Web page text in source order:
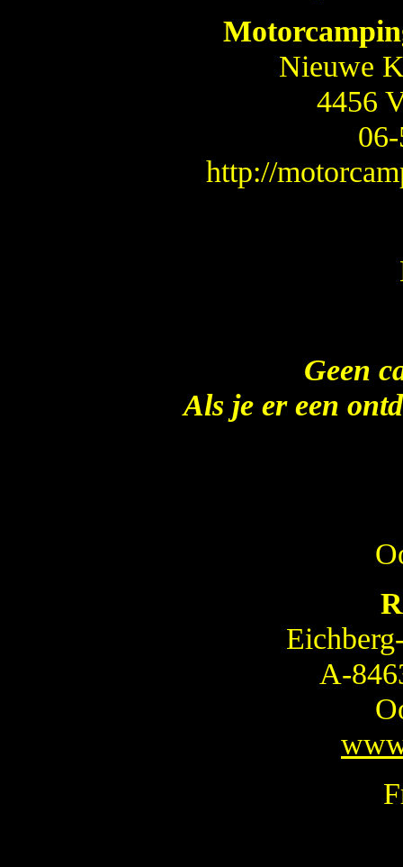
Nieuwe
4456
http://
Geen
Als je er een
A-